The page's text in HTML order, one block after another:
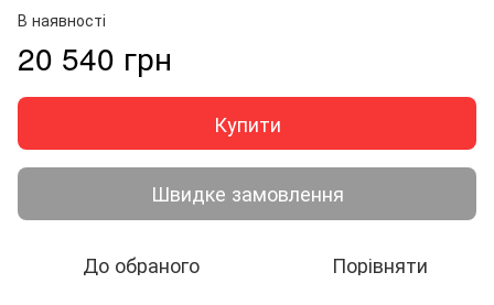
В наявності
20 540 грн
Купити
Швидке замовлення
До обраного Порівняти